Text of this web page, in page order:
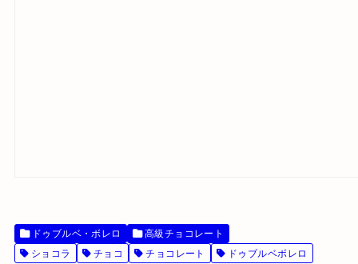
ドゥブルベ・ボレロ
高級チョコレート
ショコラ
チョコ チョコレート ドゥブルベボレロ